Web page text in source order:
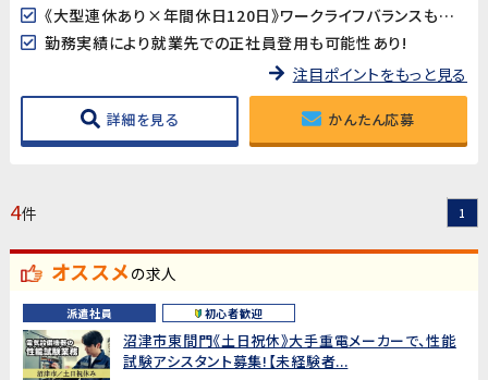
《大型連休あり×年間休日120日》ワークライフバランスも取り易い♪
勤務実績により就業先での正社員登用も可能性あり!
注目ポイントをもっと見る
詳細を見る かんたん応募
4件 1
オススメの求人
派遣社員 初心者歓迎
沼津市東間門《土日祝休》大手重電メーカーで、性能
試験アシスタント募集!【未経験者...